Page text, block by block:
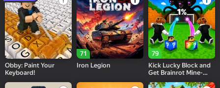
Obby: Paint Your
Keyboard!
71
Iron Legion
79
Kick Lucky Block and
Get Brainrot Mine-